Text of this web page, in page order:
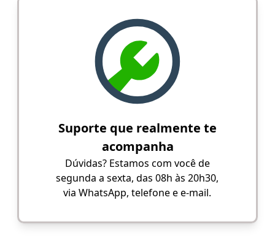
Suporte que realmente te
acompanha
Dúvidas? Estamos com você de
segunda a sexta, das 08h às 20h30,
via WhatsApp, telefone e e-mail.